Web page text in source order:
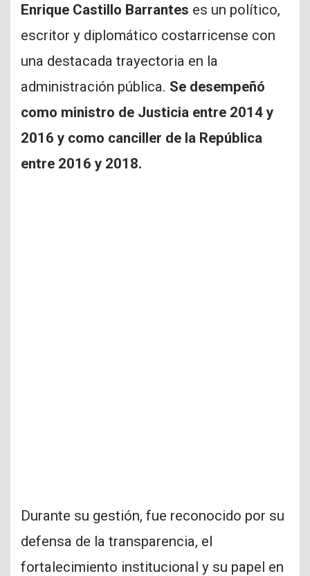
Enrique Castillo Barrantes es un político,
escritor y diplomático costarricense con
una destacada trayectoria en la
administración pública. Se desempeñó
como ministro de Justicia entre 2014 y
2016 y como canciller de la República
entre 2016 y 2018.
Durante su gestión, fue reconocido por su
defensa de la transparencia, el
fortalecimiento institucional y su papel en